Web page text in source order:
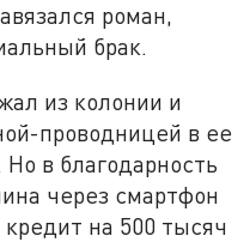
роман,
брак.
из колонии и
проводницей в ее
в благодарность
через смартфон
на 500 тысяч